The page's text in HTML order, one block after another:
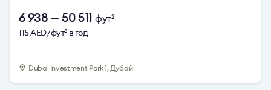
6 938 — 50 511 фут2
115AED/фут2 в год
Dubai Investment Park 1, Дубай